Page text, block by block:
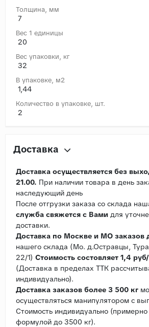
Толщина, мм
7
Вес 1 единицы
20
Вес упаковки, кг
32
В упаковке, м2
1,44
Количество в упаковке, шт.
2
Доставка
Доставка осуществляется без
21.00. При наличии товара в день
наследующий день
После отгрузки заказа со склада
служба свяжется с Вами для
доставки.
Доставка по Москве и МО заказов
нашего склада (Мо. д.Остравцы,
22/1) Стоимость состовляет 1,4
(Доставка в пределах ТТК
индивидуально).
Доставка заказов более 3 500 кг
осуществляться манипулятором с
Стоимость индивидуально (примерно
формулой до 3500 кг).